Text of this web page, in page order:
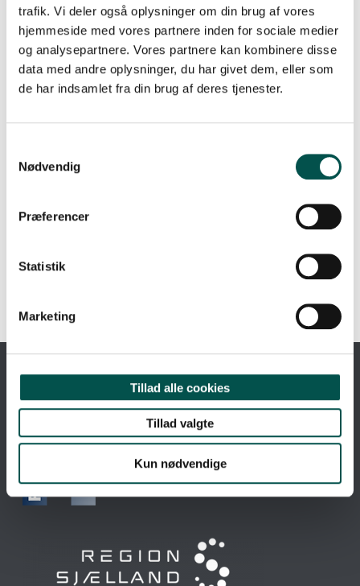
trafik. Vi deler også oplysninger om din brug af vores
hjemmeside med vores partnere inden for sociale medier
og analysepartnere. Vores partnere kan kombinere disse
data med andre oplysninger, du har givet dem, eller som
de har indsamlet fra din brug af deres tjenester.
Nødvendig
Præferencer
Statistik
Marketing
Tillad alle cookies
Tillad valgte
Kun nødvendige
Læs mere i artiklen: ‘Samler krefter på tvers av miljøer
for å løse utfordringer i helsetjenesten’ fra St. Olavs
Hospital
Læs mere om Clinical Academic Groups i det norske
ET PARTNERSKAB MELLEM